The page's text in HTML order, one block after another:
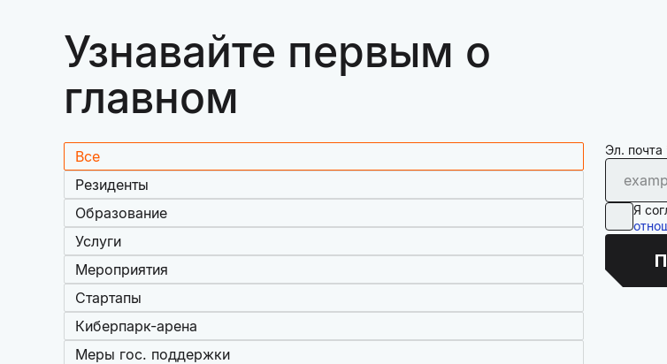
Узнавайте первым о
главном
Все
Резиденты
Образование
Услуги
Мероприятия
Стартапы
Киберпарк-арена
Меры гос. поддержки
Эл. почта
Я